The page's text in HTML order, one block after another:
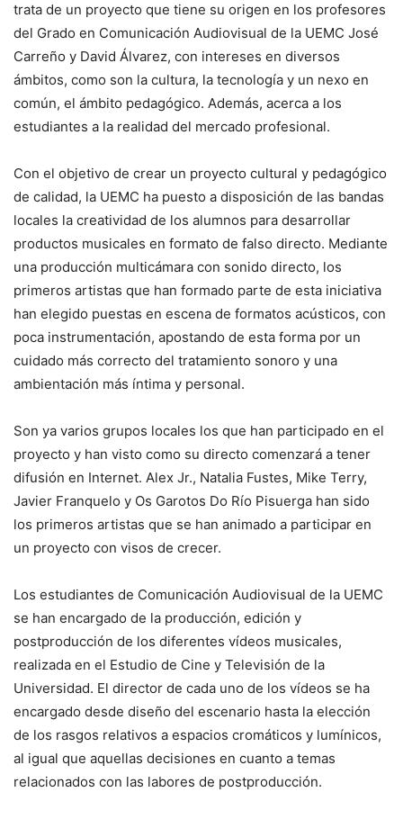
trata de un proyecto que tiene su origen en los profesores
del Grado en Comunicación Audiovisual de la UEMC José
Carreño y David Álvarez, con intereses en diversos
ámbitos, como son la cultura, la tecnología y un nexo en
común, el ámbito pedagógico. Además, acerca a los
estudiantes a la realidad del mercado profesional.
Con el objetivo de crear un proyecto cultural y pedagógico
de calidad, la UEMC ha puesto a disposición de las bandas
locales la creatividad de los alumnos para desarrollar
productos musicales en formato de falso directo. Mediante
una producción multicámara con sonido directo, los
primeros artistas que han formado parte de esta iniciativa
han elegido puestas en escena de formatos acústicos, con
poca instrumentación, apostando de esta forma por un
cuidado más correcto del tratamiento sonoro y una
ambientación más íntima y personal.
Son ya varios grupos locales los que han participado en el
proyecto y han visto como su directo comenzará a tener
difusión en Internet. Alex Jr., Natalia Fustes, Mike Terry,
Javier Franquelo y Os Garotos Do Río Pisuerga han sido
los primeros artistas que se han animado a participar en
un proyecto con visos de crecer.
Los estudiantes de Comunicación Audiovisual de la UEMC
se han encargado de la producción, edición y
postproducción de los diferentes vídeos musicales,
realizada en el Estudio de Cine y Televisión de la
Universidad. El director de cada uno de los vídeos se ha
encargado desde diseño del escenario hasta la elección
de los rasgos relativos a espacios cromáticos y lumínicos,
al igual que aquellas decisiones en cuanto a temas
relacionados con las labores de postproducción.